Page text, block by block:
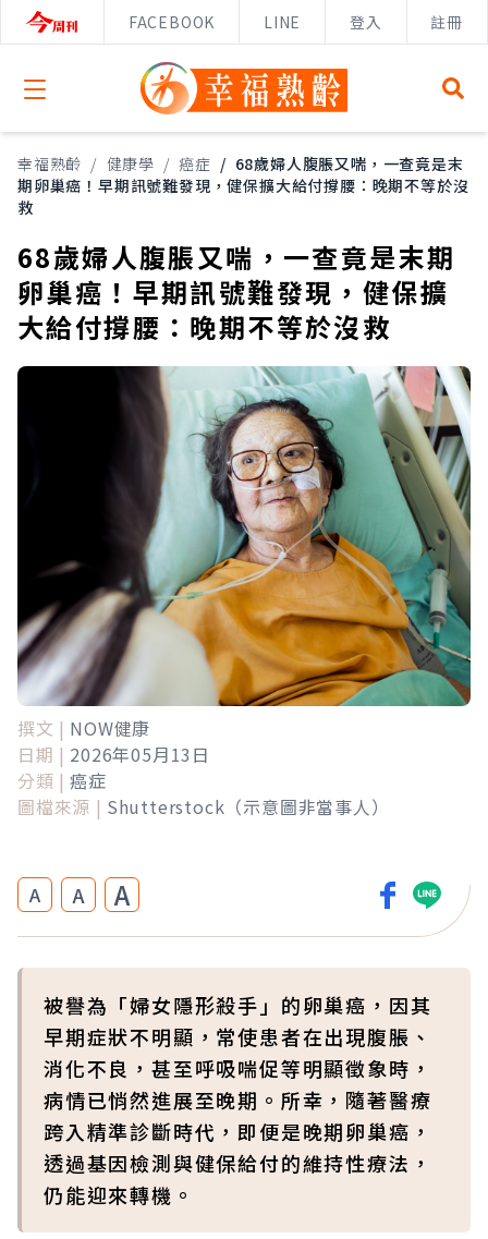
FACEBOOK LINE 登入 註冊
Open menu
幸福熟齡 / 健康學 / 癌症 / 68歲婦人腹脹又喘，一查竟是末
期卵巢癌！早期訊號難發現，健保擴大給付撐腰：晚期不等於沒
救
68歲婦人腹脹又喘，一查竟是末期
卵巢癌！早期訊號難發現，健保擴
大給付撐腰：晚期不等於沒救
撰文 | NOW健康
日期 | 2026年05月13日
分類 | 癌症
圖檔來源 | Shutterstock（示意圖非當事人）
A A A
被譽為「婦女隱形殺手」的卵巢癌，因其
早期症狀不明顯，常使患者在出現腹脹、
消化不良，甚至呼吸喘促等明顯徵象時，
病情已悄然進展至晚期。所幸，隨著醫療
跨入精準診斷時代，即便是晚期卵巢癌，
透過基因檢測與健保給付的維持性療法，
仍能迎來轉機。